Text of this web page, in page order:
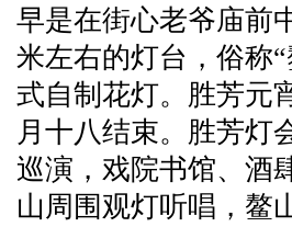
早是在街心老爷庙前
米左右的灯台，俗称
式自制花灯。胜芳元
月十八结束。胜芳灯
巡演，戏院书馆、酒
山周围观灯听唱，鳌